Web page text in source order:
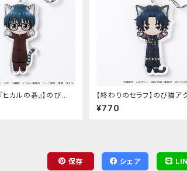
ヒカルの碁』】のび猫
ホルダー（筒井 公宏）
【終わりのセラフ】のび猫ア
キーホルダー（一瀬グレン）
¥770
保存 シェア